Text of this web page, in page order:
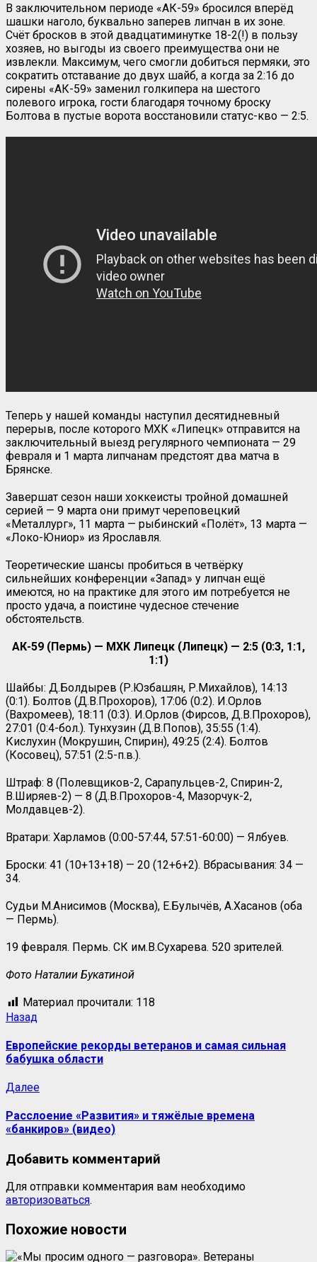
В заключительном периоде «АК-59» бросился вперёд
шашки наголо, буквально заперев липчан в их зоне.
Счёт бросков в этой двадцатиминутке 18-2(!) в пользу
хозяев, но выгоды из своего преимущества они не
извлекли. Максимум, чего смогли добиться пермяки, это
сократить отставание до двух шайб, а когда за 2:16 до
сирены «АК-59» заменил голкипера на шестого
полевого игрока, гости благодаря точному броску
Болтова в пустые ворота восстановили статус-кво — 2:5.
Теперь у нашей команды наступил десятидневный
перерыв, после которого МХК «Липецк» отправится на
заключительный выезд регулярного чемпионата — 29
февраля и 1 марта липчанам предстоят два матча в
Брянске.
Завершат сезон наши хоккеисты тройной домашней
серией — 9 марта они примут череповецкий
«Металлург», 11 марта — рыбинский «Полёт», 13 марта —
«Локо-Юниор» из Ярославля.
Теоретические шансы пробиться в четвёрку
сильнейших конференции «Запад» у липчан ещё
имеются, но на практике для этого им потребуется не
просто удача, а поистине чудесное стечение
обстоятельств.
АК-59 (Пермь) — МХК Липецк (Липецк) — 2:5 (0:3, 1:1,
1:1)
Шайбы: Д.Болдырев (Р.Юзбашян, Р.Михайлов), 14:13
(0:1). Болтов (Д.В.Прохоров), 17:06 (0:2). И.Орлов
(Вахромеев), 18:11 (0:3). И.Орлов (Фирсов, Д.В.Прохоров),
27:01 (0:4-бол.). Тунхузин (Д.В.Попов), 35:55 (1:4).
Кислухин (Мокрушин, Спирин), 49:25 (2:4). Болтов
(Косовец), 57:51 (2:5-п.в.).
Штраф: 8 (Полевщиков-2, Сарапульцев-2, Спирин-2,
В.Ширяев-2) — 8 (Д.В.Прохоров-4, Мазорчук-2,
Молдавцев-2).
Вратари: Харламов (0:00-57:44, 57:51-60:00) — Ялбуев.
Броски: 41 (10+13+18) — 20 (12+6+2). Вбрасывания: 34 —
34.
Судьи М.Анисимов (Москва), Е.Булычёв, А.Хасанов (оба
— Пермь).
19 февраля. Пермь. СК им.В.Сухарева. 520 зрителей.
Фото Наталии Букатиной
Материал прочитали: 118
Назад
Европейские рекорды ветеранов и самая сильная
бабушка области
Далее
Расслоение «Развития» и тяжёлые времена
«банкиров» (видео)
Добавить комментарий
Для отправки комментария вам необходимо
авторизоваться.
Похожие новости